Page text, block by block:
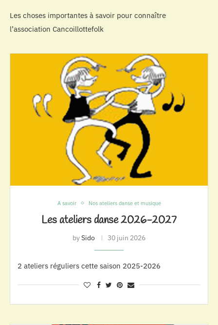
Les choses importantes à savoir pour connaître
l’association Cancoillottefolk
A savoir Nos ateliers danse et musique
Les ateliers danse 2026-2027
bySido 30 juin 2026
2 ateliers réguliers cette saison 2025-2026